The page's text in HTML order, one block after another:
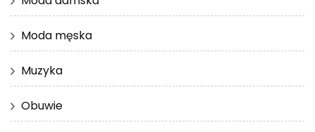
Moda męska
Muzyka
Obuwie